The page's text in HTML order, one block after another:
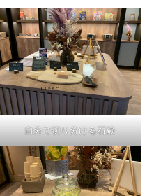
自分で切り分ける石鹸